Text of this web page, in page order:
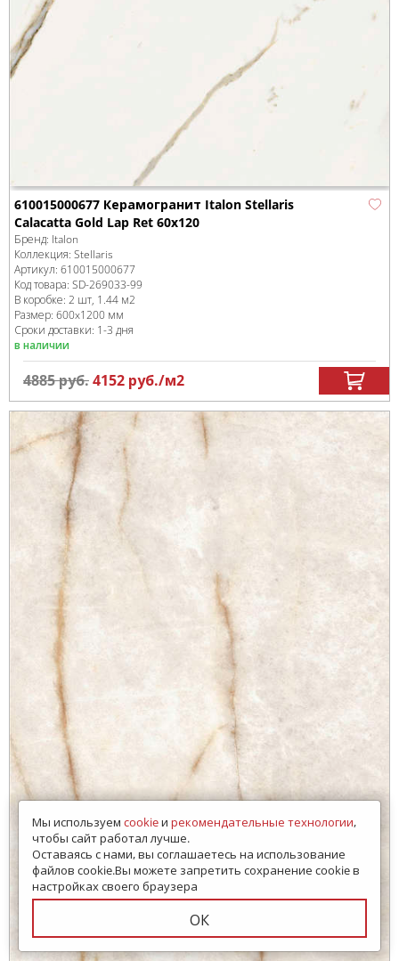
610015000677 Керамогранит Italon Stellaris
Calacatta Gold Lap Ret 60x120
Бренд: Italon
Коллекция: Stellaris
Артикул: 610015000677
Код товара: SD-269033-99
В коробке: 2 шт, 1.44 м2
Размер: 600x1200 мм
Сроки доставки: 1-3 дня
в наличии
4885руб.4152 руб./м2
Мы используем cookieи рекомендательные технологии,
чтобы сайт работал лучше.
Оставаясь с нами, вы соглашаетесь на использование
файлов cookie.Вы можете запретить сохранение cookie в
настройках своего браузера
ОК